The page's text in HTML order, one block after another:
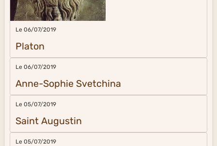
Le 06/07/2019
Platon
Le 06/07/2019
Anne-Sophie Svetchina
Le 05/07/2019
Saint Augustin
Le 05/07/2019